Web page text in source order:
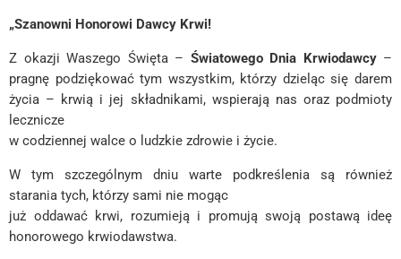
„Szanowni Honorowi Dawcy Krwi!
Z okazji Waszego Święta – Światowego Dnia Krwiodawcy–
pragnę podziękować tym wszystkim, którzy dzieląc się darem
życia – krwią i jej składnikami, wspierają nas oraz podmioty
lecznicze
w codziennej walce o ludzkie zdrowie i życie.
W tym szczególnym dniu warte podkreślenia są również
starania tych, którzy sami nie mogąc
już oddawać krwi, rozumieją i promują swoją postawą ideę
honorowego krwiodawstwa.